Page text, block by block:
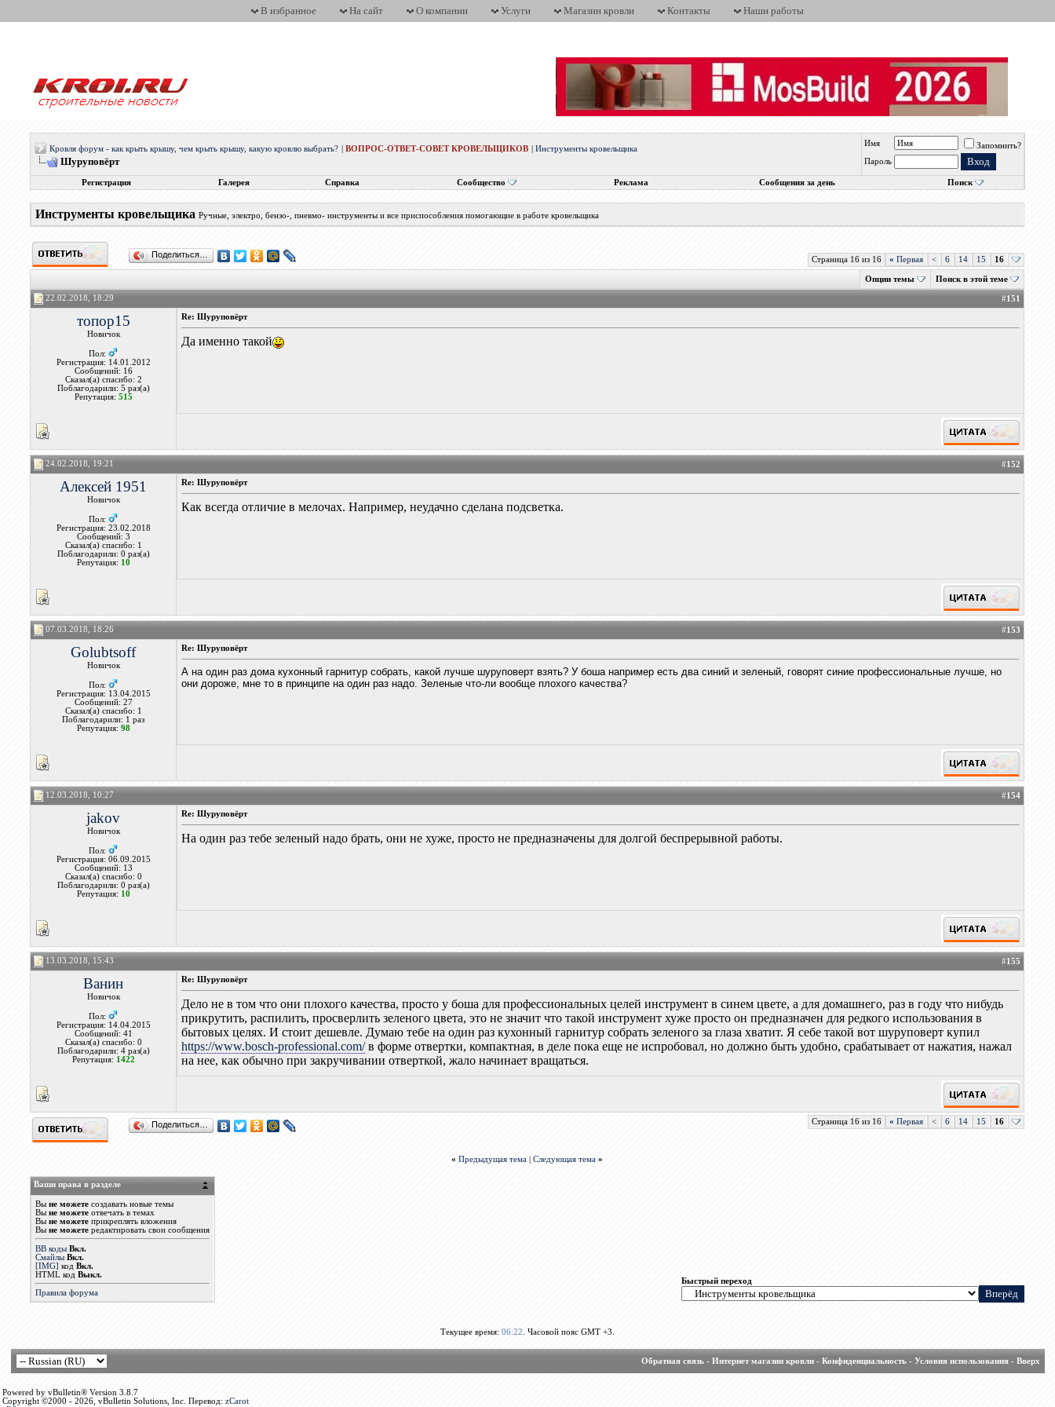
В избранное На сайт О компании Услуги Магазин кровли Контакты Наши работы
Кровля форум - как крыть крышу, чем крыть крышу, какую кровлю выбрать? |ВОПРОС-ОТВЕТ-СОВЕТ КРОВЕЛЬЩИКОВ |Инструменты кровельщика
Шуруповёрт
Имя
Запомнить?
Пароль
Регистрация Галерея Справка Сообщество Реклама Сообщения за день Поиск
Инструменты кровельщика Ручные, электро, бензо-, пневмо- инструменты и все приспособления помогающие в работе кровельщика
Поделиться…
Страница 16 из 16 « Первая < 6 14 15 16
Опции темы Поиск в этой теме
22.02.2018, 18:29 #151
топор15
Новичок
Пол:
Регистрация: 14.01.2012
Сообщений: 16
Сказал(а) спасибо: 2
Поблагодарили: 5 раз(а)
Репутация: 515
Re: Шуруповёрт
Да именно такой
24.02.2018, 19:21 #152
Алексей 1951
Новичок
Пол:
Регистрация: 23.02.2018
Сообщений: 3
Сказал(а) спасибо: 1
Поблагодарили: 0 раз(а)
Репутация: 10
Re: Шуруповёрт
Как всегда отличие в мелочах. Например, неудачно сделана подсветка.
07.03.2018, 18:26 #153
Golubtsoff
Новичок
Пол:
Регистрация: 13.04.2015
Сообщений: 27
Сказал(а) спасибо: 1
Поблагодарили: 1 раз
Репутация: 98
Re: Шуруповёрт
А на один раз дома кухонный гарнитур собрать, какой лучше шуруповерт взять? У боша например есть два синий и зеленый, говорят синие профессиональные лучше, но
они дороже, мне то в принципе на один раз надо. Зеленые что-ли вообще плохого качества?
12.03.2018, 10:27 #154
jakov
Новичок
Пол:
Регистрация: 06.09.2015
Сообщений: 13
Сказал(а) спасибо: 0
Поблагодарили: 0 раз(а)
Репутация: 10
Re: Шуруповёрт
На один раз тебе зеленый надо брать, они не хуже, просто не предназначены для долгой беспрерывной работы.
13.03.2018, 15:43 #155
Ванин
Новичок
Пол:
Регистрация: 14.04.2015
Сообщений: 41
Сказал(а) спасибо: 0
Поблагодарили: 4 раз(а)
Репутация: 1422
Re: Шуруповёрт
Дело не в том что они плохого качества, просто у боша для профессиональных целей инструмент в синем цвете, а для домашнего, раз в году что нибудь
прикрутить, распилить, просверлить зеленого цвета, это не значит что такой инструмент хуже просто он предназначен для редкого использования в
бытовых целях. И стоит дешевле. Думаю тебе на один раз кухонный гарнитур собрать зеленого за глаза хватит. Я себе такой вот шуруповерт купил
https://www.bosch-professional.com/в форме отвертки, компактная, в деле пока еще не испробовал, но должно быть удобно, срабатывает от нажатия, нажал
на нее, как обычно при закручивании отверткой, жало начинает вращаться.
Поделиться… Страница 16 из 16 « Первая < 6 14 15 16
« Предыдущая тема |Следующая тема »
Ваши права в разделе
Выне можете создавать новые темы
Выне можете отвечать в темах
Выне можете прикреплять вложения
Выне можете редактировать свои сообщения
BB коды Вкл.
Смайлы Вкл.
[IMG] кодВкл.
HTML кодВыкл.
Правила форума
Быстрый переход
Текущее время: 06:22 . Часовой пояс GMT +3.
Обратная связь- Интернет магазин кровли- Конфиденциальность- Условия использования- Вверх
Powered by vBulletin® Version 3.8.7
Copyright ©2000 - 2026, vBulletin Solutions, Inc. Перевод: zCarot